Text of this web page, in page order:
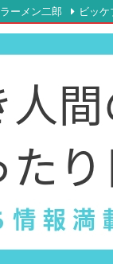
ラーメン二郎 ビッケ